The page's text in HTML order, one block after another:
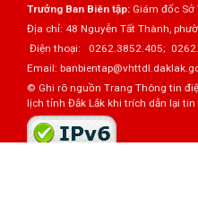
Trưởng Ban Biên tập: Giám đốc Sở
Địa chỉ: 48 Nguyễn Tất Thành,
Điện thoại: 0262.3852.405;
Email:
© Ghi rõ nguồn Trang Thông tin
lịch tỉnh Đắk Lắk khi trích dẫn lại tin